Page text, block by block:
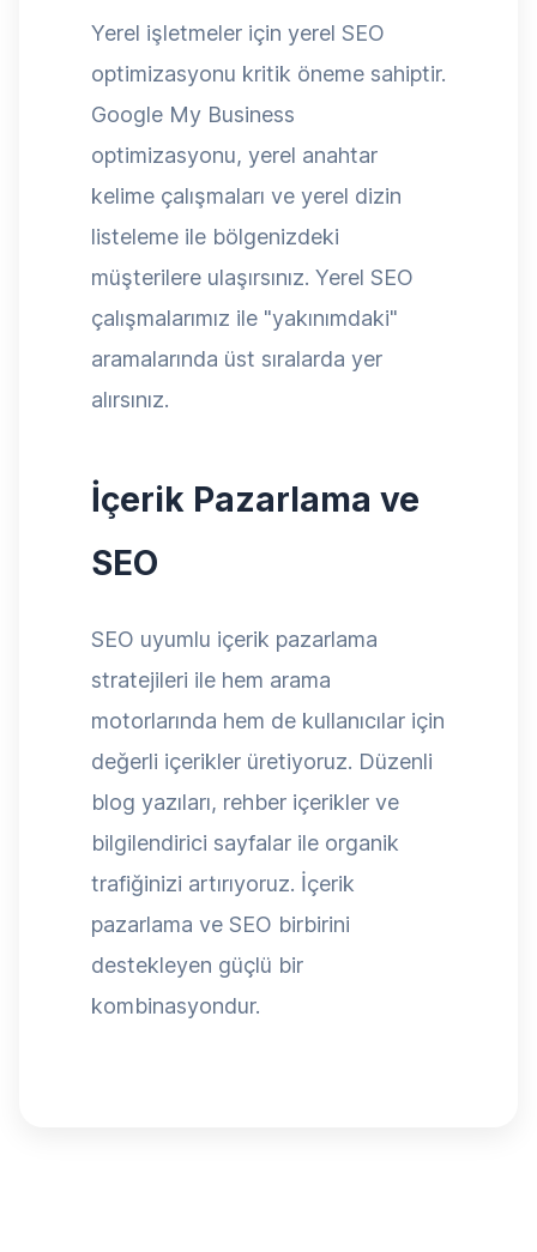
Yerel işletmeler için yerel SEO
optimizasyonu kritik öneme sahiptir.
Google My Business
optimizasyonu, yerel anahtar
kelime çalışmaları ve yerel dizin
listeleme ile bölgenizdeki
müşterilere ulaşırsınız. Yerel SEO
çalışmalarımız ile "yakınımdaki"
aramalarında üst sıralarda yer
alırsınız.
İçerik Pazarlama ve
SEO
SEO uyumlu içerik pazarlama
stratejileri ile hem arama
motorlarında hem de kullanıcılar için
değerli içerikler üretiyoruz. Düzenli
blog yazıları, rehber içerikler ve
bilgilendirici sayfalar ile organik
trafiğinizi artırıyoruz. İçerik
pazarlama ve SEO birbirini
destekleyen güçlü bir
kombinasyondur.